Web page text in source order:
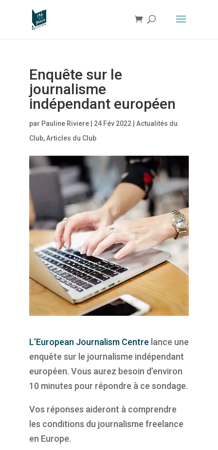
Enquête sur le
journalisme
indépendant européen
par Pauline Riviere| 24 Fév 2022| Actualités du
Club,Articles du Club
L’European Journalism Centre lance une
enquête sur le journalisme indépendant
européen. Vous aurez besoin d’environ
10 minutes pour répondre à ce sondage.
Vos réponses aideront à comprendre
les conditions du journalisme freelance
en Europe.